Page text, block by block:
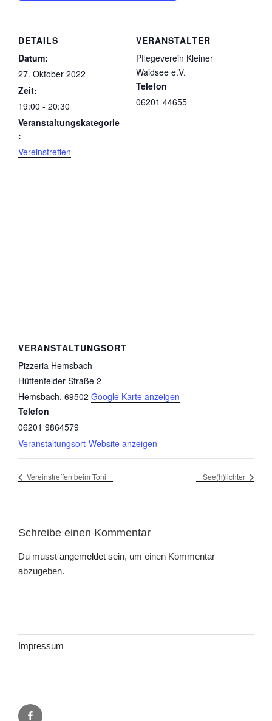
DETAILS
Datum:
27. Oktober 2022
Zeit:
19:00 - 20:30
Veranstaltungskategorie
:
Vereinstreffen
VERANSTALTER
Pflegeverein Kleiner
Waidsee e.V.
Telefon
06201 44655
VERANSTALTUNGSORT
Pizzeria Hemsbach
Hüttenfelder Straße 2
Hemsbach, 69502 Google Karte anzeigen
Telefon
06201 9864579
Veranstaltungsort-Website anzeigen
Vereinstreffen beim Toni See(h)lichter
Schreibe einen Kommentar
Du musst angemeldet sein, um einen Kommentar
abzugeben.
Impressum
Facebook